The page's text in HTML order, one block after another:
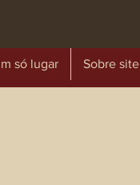
só lugar Sobre site